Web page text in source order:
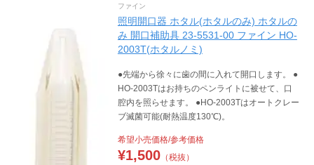
ファイン
照明開口器 ホタル(ホタルのみ) ホタルの
み 開口補助具 23-5531-00 ファイン HO-
2003T(ホタルノミ)
●先端から徐々に歯の間に入れて開口します。 ●
HO-2003Tはお持ちのペンライトに被せて、口
腔内を照らせます。 ●HO-2003Tはオートクレー
ブ滅菌可能(耐熱温度130℃)。
希望小売価格/参考価格
¥1,500（税抜）